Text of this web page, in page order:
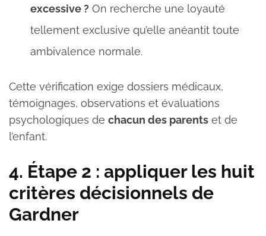
excessive ? On recherche une loyauté
tellement exclusive qu’elle anéantit toute
ambivalence normale.
Cette vérification exige dossiers médicaux,
témoignages, observations et évaluations
psychologiques de chacun des parents et de
l’enfant.
4. Étape 2 : appliquer les huit
critères décisionnels de
Gardner